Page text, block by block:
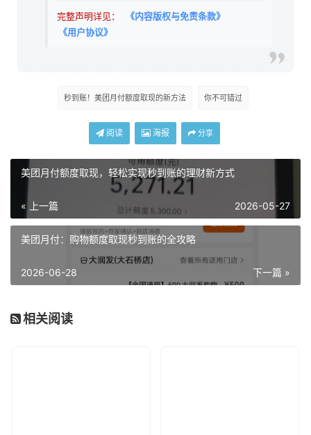
完整声明详见：
《内容版权与免责条款》
《用户协议》
秒到账！美团月付额度取现的新方法 你不可错过
阅读 海报 分享
美团月付额度取现，轻松实现秒到账的理财新方式
« 上一篇 2026-05-27
美团月付：购物额度取现秒到账的全攻略
下一篇 »
2026-06-28
相关阅读